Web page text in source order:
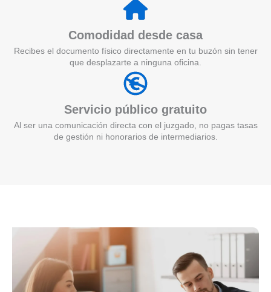
Comodidad desde casa
Recibes el documento físico directamente en tu buzón sin tener
que desplazarte a ninguna oficina.
Servicio público gratuito
Al ser una comunicación directa con el juzgado, no pagas tasas
de gestión ni honorarios de intermediarios.